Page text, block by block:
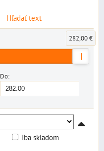
Hľadať text
Do:
282,00 €
Iba skladom